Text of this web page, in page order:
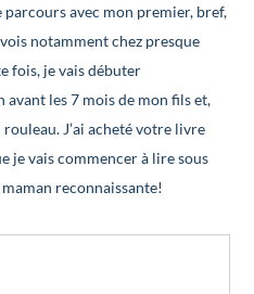
avec mon premier, bref,
notamment chez presque
fois, je vais débuter
avant les 7 mois de mon fils et,
J’ai acheté votre livre
je vais commencer à lire sous
reconnaissante!